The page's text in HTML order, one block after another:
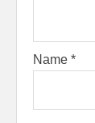
Name *